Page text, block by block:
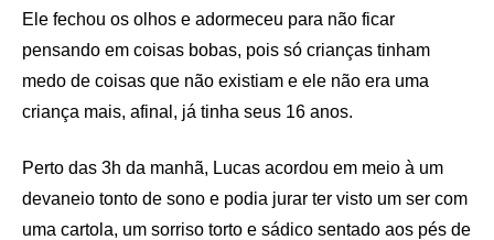
Ele fechou os olhos e adormeceu para não ficar
pensando em coisas bobas, pois só crianças tinham
medo de coisas que não existiam e ele não era uma
criança mais, afinal, já tinha seus 16 anos.
Perto das 3h da manhã, Lucas acordou em meio à um
devaneio tonto de sono e podia jurar ter visto um ser com
uma cartola, um sorriso torto e sádico sentado aos pés de